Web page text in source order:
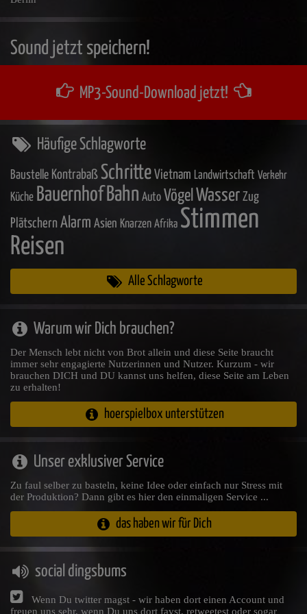
Sound jetzt speichern!
MP3-Sound-Download jetzt!
Häufige Schlagworte
Baustelle Kontrabaß Schritte Vietnam Landwirtschaft Verkehr
Küche Bauernhof Bahn Auto Vögel Wasser Zug
Plätschern Alarm Asien Knarzen Afrika Stimmen
Reisen
Alle Schlagworte
Warum wir Dich brauchen?
Der Mensch lebt nicht von Brot allein und diese Seite braucht
immer sehr engagierte Nutzerinnen und Nutzer. Kurzum - wir
brauchen DICH und DU kannst uns helfen, diese Seite am Leben
zu erhalten!
hoerspielbox unterstützen
Unser exklusiver Service
Zu faul selber zu basteln, keine Idee oder einfach nur Stress mit
der Produktion? Dann gibt es hier den einmaligen Service ...
das haben wir für Dich
social dingsbums
Wenn Du twitter magst - wir haben dort einen Account und
freuen uns sehr, wenn Du uns dort favst, retweetest oder sogar